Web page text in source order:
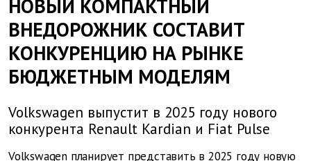
НОВЫЙ КОМПАКТНЫЙ
ВНЕДОРОЖНИК СОСТАВИТ
КОНКУРЕНЦИЮ НА РЫНКЕ
БЮДЖЕТНЫМ МОДЕЛЯМ
Volkswagen выпустит в 2025 году нового
конкурента Renault Kardian и Fiat Pulse
Volkswagen планирует представить в 2025 году новую